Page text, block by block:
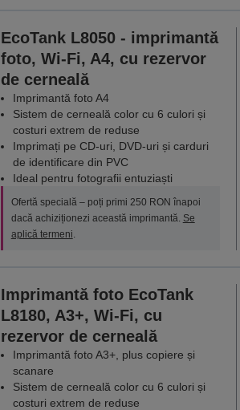
EcoTank L8050 - imprimantă
foto, Wi-Fi, A4, cu rezervor
de cerneală
Imprimantă foto A4
Sistem de cerneală color cu 6 culori și
costuri extrem de reduse
Imprimați pe CD-uri, DVD-uri și carduri
de identificare din PVC
Ideal pentru fotografii entuziaști
Ofertă specială – poți primi 250 RON înapoi
dacă achiziționezi această imprimantă. Se
aplică termeni.
Imprimantă foto EcoTank
L8180, A3+, Wi-Fi, cu
rezervor de cerneală
Imprimantă foto A3+, plus copiere și
scanare
Sistem de cerneală color cu 6 culori și
costuri extrem de reduse